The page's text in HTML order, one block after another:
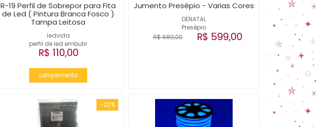
ledvida
perfil de led embutir
R-19 Perfil de Sobrepor para Fita
de Led ( Pintura Branca Fosco )
Tampa Leitosa
R$ 110,00
Lançamento
DENATAL
Presépio
Jumento Presépio - Varias Cores
R$ 680,00 R$ 599,00
-22%